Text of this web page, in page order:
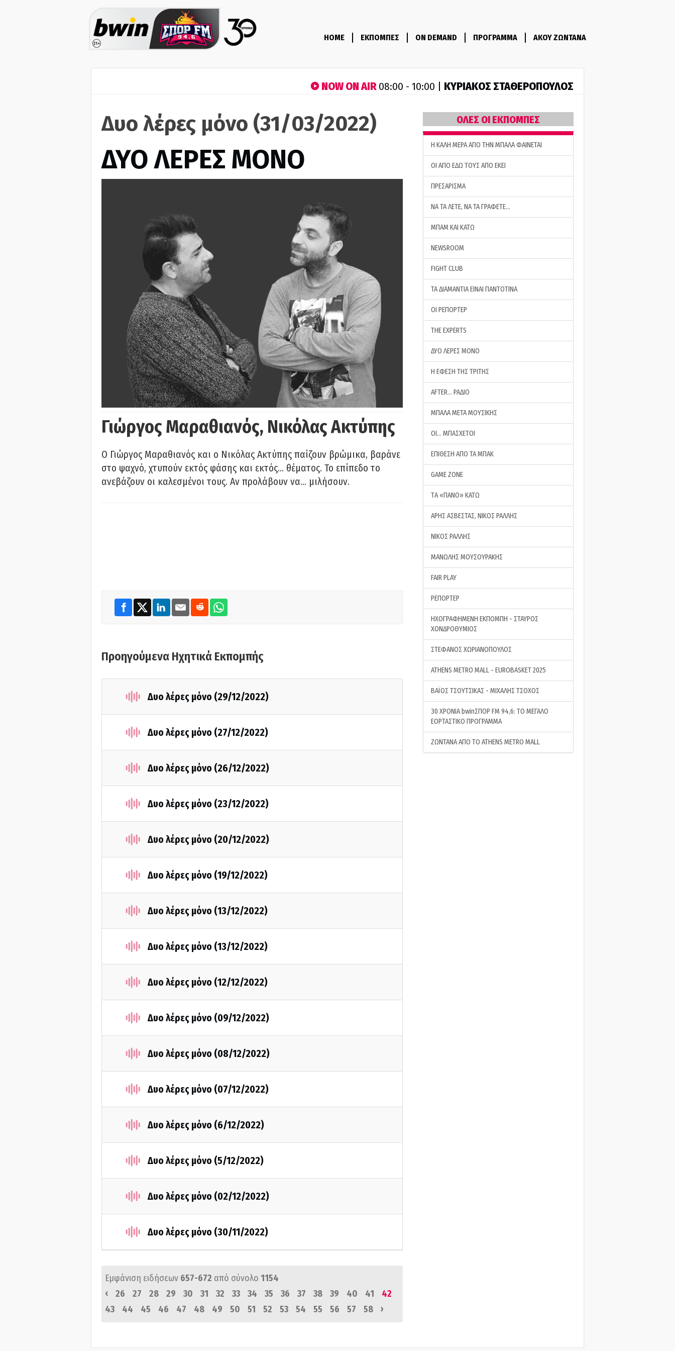
HOME ΕΚΠΟΜΠΕΣ ON DEMAND ΠΡΟΓΡΑΜΜΑ ΑΚΟΥ ΖΩΝΤΑΝΑ
NOW ON AIR08:00 - 10:00 | ΚΥΡΙΑΚΟΣ ΣΤΑΘΕΡΟΠΟΥΛΟΣ
Δυο λέρες μόνο (31/03/2022)
ΔΥΟ ΛΕΡΕΣ ΜΟΝΟ
Γιώργος Μαραθιανός, Νικόλας Ακτύπης
Ο Γιώργος Μαραθιανός και ο Νικόλας Ακτύπης παίζουν βρώμικα, βαράνε
στο ψαχνό, χτυπούν εκτός φάσης και εκτός… θέματος. Το επίπεδο το
ανεβάζουν οι καλεσμένοι τους. Αν προλάβουν να… μιλήσουν.
Προηγούμενα Ηχητικά Εκπομπής
Δυο λέρες μόνο (29/12/2022)
Δυο λέρες μόνο (27/12/2022)
Δυο λέρες μόνο (26/12/2022)
Δυο λέρες μόνο (23/12/2022)
Δυο λέρες μόνο (20/12/2022)
Δυο λέρες μόνο (19/12/2022)
Δυο λέρες μόνο (13/12/2022)
Δυο λέρες μόνο (13/12/2022)
Δυο λέρες μόνο (12/12/2022)
Δυο λέρες μόνο (09/12/2022)
Δυο λέρες μόνο (08/12/2022)
Δυο λέρες μόνο (07/12/2022)
Δυο λέρες μόνο (6/12/2022)
Δυο λέρες μόνο (5/12/2022)
Δυο λέρες μόνο (02/12/2022)
Δυο λέρες μόνο (30/11/2022)
Εμφάνιση ειδήσεων 657-672 από σύνολο 1154
‹
26 27 28 29 30 31 32 33 34 35 36 37 38 39 40 41
42
43
44 45 46 47 48 49 50 51 52 53 54 55 56 57 58 ›
ΟΛΕΣ ΟΙ ΕΚΠΟΜΠΕΣ
H ΚΑΛΗ ΜΕΡΑ ΑΠΟ ΤΗΝ ΜΠΑΛΑ ΦΑΙΝΕΤΑΙ
ΟΙ ΑΠΟ ΕΔΩ ΤΟΥΣ ΑΠΟ ΕΚΕΙ
ΠΡΕΣΑΡΙΣΜΑ
ΝΑ ΤΑ ΛΕΤΕ, ΝΑ ΤΑ ΓΡΑΦΕΤΕ…
ΜΠΑΜ ΚΑΙ ΚΑΤΩ
NEWSROOM
FIGHT CLUB
ΤΑ ΔΙΑΜΑΝΤΙΑ ΕΙΝΑΙ ΠΑΝΤΟΤΙΝΑ
ΟΙ ΡΕΠΟΡΤΕΡ
THE EXPERTS
ΔΥΟ ΛΕΡΕΣ ΜΟΝΟ
Η ΕΦΕΣΗ ΤΗΣ ΤΡΙΤΗΣ
AFTER… ΡΑΔΙΟ
ΜΠΑΛΑ ΜΕΤΑ ΜΟΥΣΙΚΗΣ
ΟΙ… ΜΠΑΣΧΕΤΟΙ
ΕΠΙΘΕΣΗ ΑΠΟ ΤΑ ΜΠΑΚ
GAME ZONE
ΤA «ΠΑΝΟ» ΚΑΤΩ
ΑΡΗΣ ΑΣΒΕΣΤΑΣ, ΝΙΚΟΣ ΡΑΛΛΗΣ
ΝΙΚΟΣ ΡΑΛΛΗΣ
ΜΑΝΩΛΗΣ ΜΟΥΣΟΥΡΑΚΗΣ
FAIR PLAY
ΡΕΠΟΡΤΕΡ
ΗΧΟΓΡΑΦΗΜΕΝΗ ΕΚΠΟΜΠΗ - ΣΤΑΥΡΟΣ
ΧΟΝΔΡΟΘΥΜΙΟΣ
ΣΤΕΦΑΝΟΣ ΧΩΡΙΑΝΟΠΟΥΛΟΣ
ATHENS METRO MALL - EUROBASKET 2025
ΒΑΪΟΣ ΤΣΟΥΤΣΙΚΑΣ - ΜΙΧΑΛΗΣ ΤΣΟΧΟΣ
30 ΧΡΟΝΙΑ bwinΣΠΟΡ FM 94,6: ΤΟ ΜΕΓΑΛΟ
ΕΟΡΤΑΣΤΙΚΟ ΠΡΟΓΡΑΜΜΑ
ΖΩΝΤΑΝΑ ΑΠΟ ΤΟ ATHENS METRO MALL